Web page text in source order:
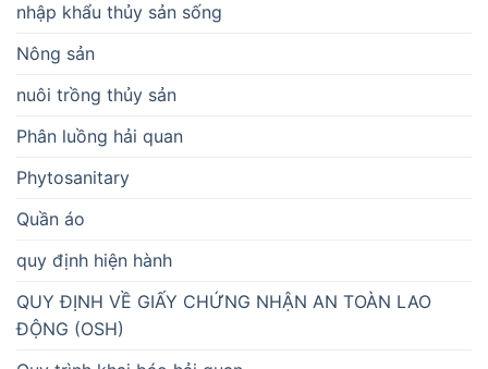
nhập khẩu thủy sản sống
Nông sản
nuôi trồng thủy sản
Phân luồng hải quan
Phytosanitary
Quần áo
quy định hiện hành
QUY ĐỊNH VỀ GIẤY CHỨNG NHẬN AN TOÀN LAO
ĐỘNG (OSH)